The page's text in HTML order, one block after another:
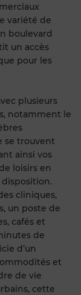
variété de
boulevard
un accès
pour les
plusieurs
notamment le
se trouvent
ainsi vos
loisirs en
disposition.
cliniques,
un poste de
cafés et
de
d’un
et
de vie
cette